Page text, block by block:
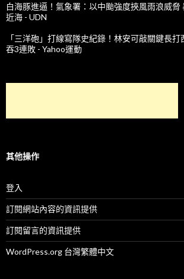
白海豚進逼！氣象署：以中颱強度挾風雨浪威脅
近海 - UDN
「三洋砲」打線寫隊史紀錄！林安可敲關鍵長
吞3連敗 - Yahoo運動
其他操作
登入
訂閱網站內容的資訊提供
訂閱留言的資訊提供
WordPress.org 台灣繁體中文